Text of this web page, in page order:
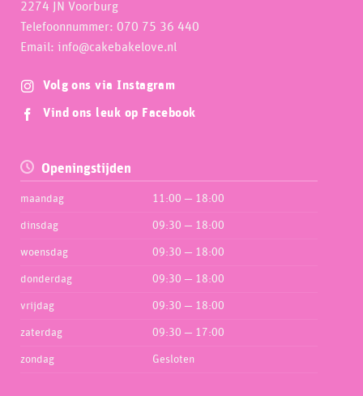
2274 JN Voorburg
Telefoonnummer: 070 75 36 440
Email: info@cakebakelove.nl
Volg ons via Instagram
Vind ons leuk op Facebook
Openingstijden
maandag 11:00 — 18:00
dinsdag 09:30 — 18:00
woensdag 09:30 — 18:00
donderdag 09:30 — 18:00
vrijdag 09:30 — 18:00
zaterdag 09:30 — 17:00
zondag Gesloten